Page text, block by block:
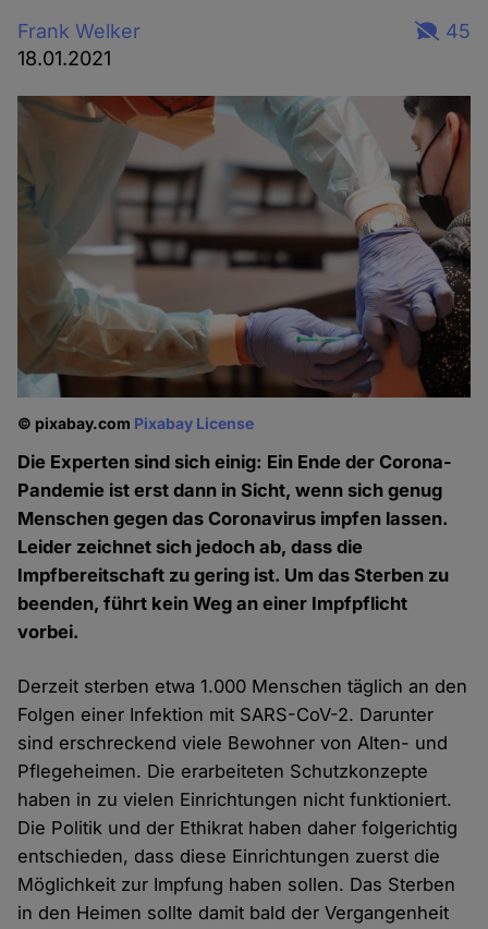
Frank Welker
18.01.2021
45
© pixabay.com Pixabay License
Die Experten sind sich einig: Ein Ende der Corona-
Pandemie ist erst dann in Sicht, wenn sich genug
Menschen gegen das Coronavirus impfen lassen.
Leider zeichnet sich jedoch ab, dass die
Impfbereitschaft zu gering ist. Um das Sterben zu
beenden, führt kein Weg an einer Impfpflicht
vorbei.
Derzeit sterben etwa 1.000 Menschen täglich an den
Folgen einer Infektion mit SARS-CoV-2. Darunter
sind erschreckend viele Bewohner von Alten- und
Pflegeheimen. Die erarbeiteten Schutzkonzepte
haben in zu vielen Einrichtungen nicht funktioniert.
Die Politik und der Ethikrat haben daher folgerichtig
entschieden, dass diese Einrichtungen zuerst die
Möglichkeit zur Impfung haben sollen. Das Sterben
in den Heimen sollte damit bald der Vergangenheit